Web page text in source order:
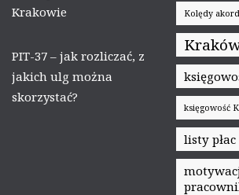
Krakowie
PIT-37 – jak rozliczać, z
jakich ulg można
skorzystać?
Kolędy
księgowość
listy płac